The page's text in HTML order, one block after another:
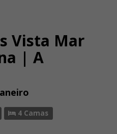
Vista Mar
| A
4 Camas